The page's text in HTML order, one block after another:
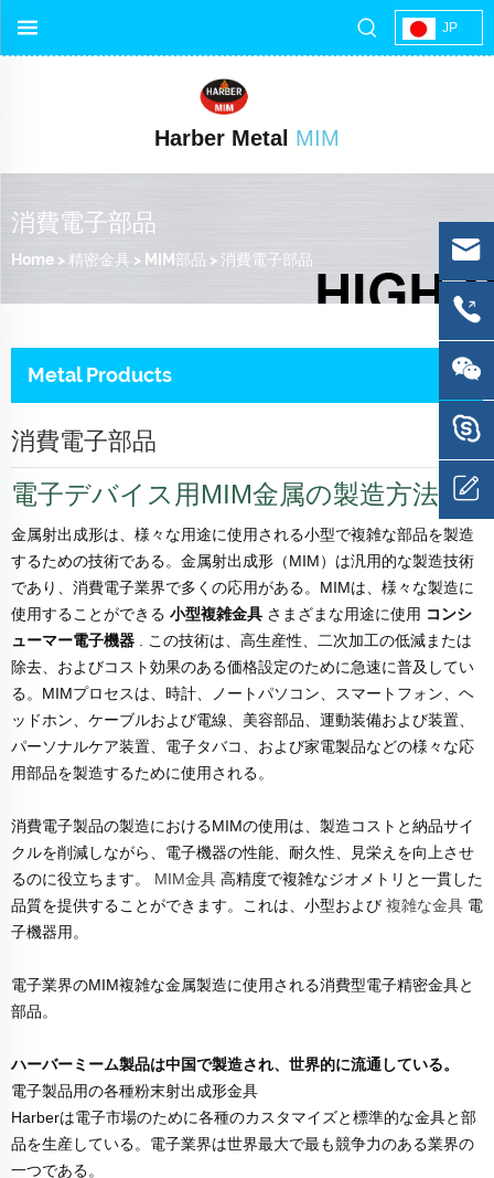
JP
Harber Metal MIM
消費電子部品
Home > 精密金具 > MIM部品 > 消費電子部品
Metal Products
消費電子部品
電子デバイス用MIM金属の製造方法
金属射出成形は、様々な用途に使用される小型で複雑な部品を製造
するための技術である。金属射出成形（MIM）は汎用的な製造技術
であり、消費電子業界で多くの応用がある。MIMは、様々な製造に
使用することができる 小型複雑金具 さまざまな用途に使用 コンシ
ューマー電子機器 . この技術は、高生産性、二次加工の低減または
除去、およびコスト効果のある価格設定のために急速に普及してい
る。MIMプロセスは、時計、ノートパソコン、スマートフォン、ヘ
ッドホン、ケーブルおよび電線、美容部品、運動装備および装置、
パーソナルケア装置、電子タバコ、および家電製品などの様々な応
用部品を製造するために使用される。
消費電子製品の製造におけるMIMの使用は、製造コストと納品サイ
クルを削減しながら、電子機器の性能、耐久性、見栄えを向上させ
るのに役立ちます。
MIM金具 高精度で複雑なジオメトリと一貫した
品質を提供することができます。これは、小型および 複雑な金具 電
子機器用。
電子業界のMIM複雑な金属製造に使用される消費型電子精密金具と
部品。
ハーバーミーム製品は中国で製造され、世界的に流通している。
電子製品用の各種粉末射出成形金具
Harberは電子市場のために各種のカスタマイズと標準的な金具と部
品を生産している。電子業界は世界最大で最も競争力のある業界の
一つである。